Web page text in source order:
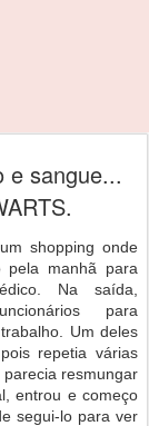
e sangue...
shopping onde
pela manhã para
Na saída,
para
Um deles
repetia várias
resmungar
entrou e começo
segui-lo para ver